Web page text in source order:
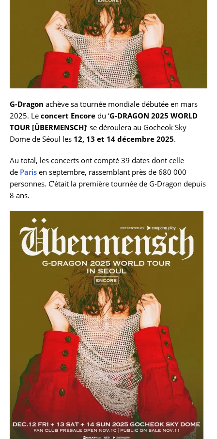
G-Dragon achève sa tournée mondiale débutée en mars
2025. Le concert Encore du ‘G-DRAGON 2025 WORLD
TOUR [ÜBERMENSCH]’ se déroulera au Gocheok Sky
Dome de Séoul les 12, 13 et 14 décembre 2025.
Au total, les concerts ont compté 39 dates dont celle
de Paris en septembre, rassemblant près de 680 000
personnes. C’était la première tournée de G-Dragon depuis
8 ans.